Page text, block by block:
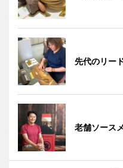
先代のリー
老舗ソース